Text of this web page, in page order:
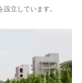
立しています。